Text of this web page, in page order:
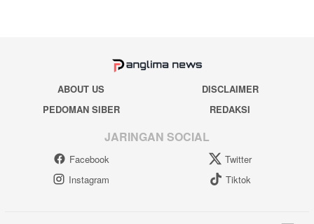
ABOUT US
DISCLAIMER
PEDOMAN SIBER
REDAKSI
JARINGAN SOCIAL
Facebook
Twitter
Instagram
Tiktok